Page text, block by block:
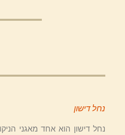
נחל דישון
נחל דישון הוא אחד מאגני